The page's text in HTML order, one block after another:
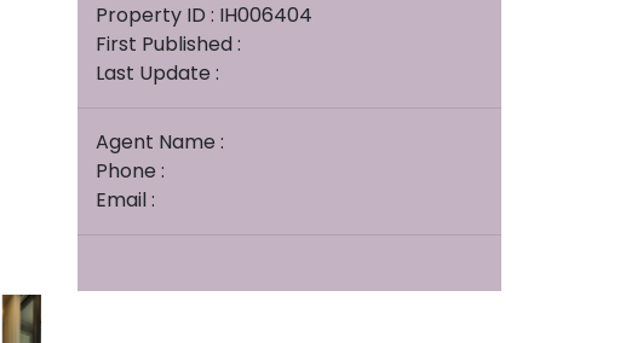
Property ID : IH006404
First Published :
Last Update :
Agent Name :
Phone :
Email :